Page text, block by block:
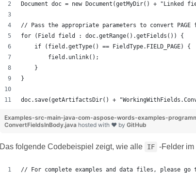
Document doc = new Document(getMyDir() + "Linked
// Pass the appropriate parameters to convert
for (Field field : doc.getRange().getFields()) {
    if (field.getType() == FieldType.FIELD_PAGE) {
        field.unlink();
    }
}
doc.save(getArtifactsDir() +
Examples-src-main-java-com-aspose-words-examples-
ConvertFieldsInBody.java hosted with ❤ by GitHub
Das folgende Codebeispiel zeigt, wie alle IF -Felder im
// For complete examples and data files, please go